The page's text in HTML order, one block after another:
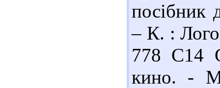
посібник
– К. :
778 С14
кино. -